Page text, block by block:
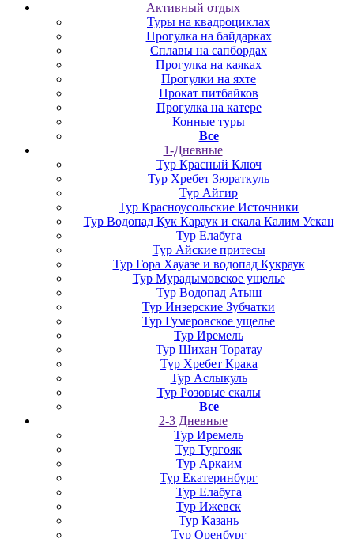
Активный отдых
Туры на квадроциклах
Прогулка на байдарках
Сплавы на сапбордах
Прогулка на каяках
Прогулки на яхте
Прокат питбайков
Прогулка на катере
Конные туры
Все
1-Дневные
Тур Красный Ключ
Тур Хребет Зюраткуль
Тур Айгир
Тур Красноусольские Источники
Тур Водопад Кук Караук и скала Калим Ускан
Тур Елабуга
Тур Айские притесы
Тур Гора Хауазе и водопад Кукраук
Тур Мурадымовское ущелье
Тур Водопад Атыш
Тур Инзерские Зубчатки
Тур Гумеровское ущелье
Тур Иремель
Тур Шихан Торатау
Тур Хребет Крака
Тур Аслыкуль
Тур Розовые скалы
Все
2-3 Дневные
Тур Иремель
Тур Тургояк
Тур Аркаим
Тур Екатеринбург
Тур Елабуга
Тур Ижевск
Тур Казань
Тур Оренбург